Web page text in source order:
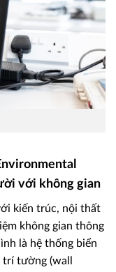
với không gian
kiến trúc, nội thất
không gian thông
là hệ thống biển
tường (wall